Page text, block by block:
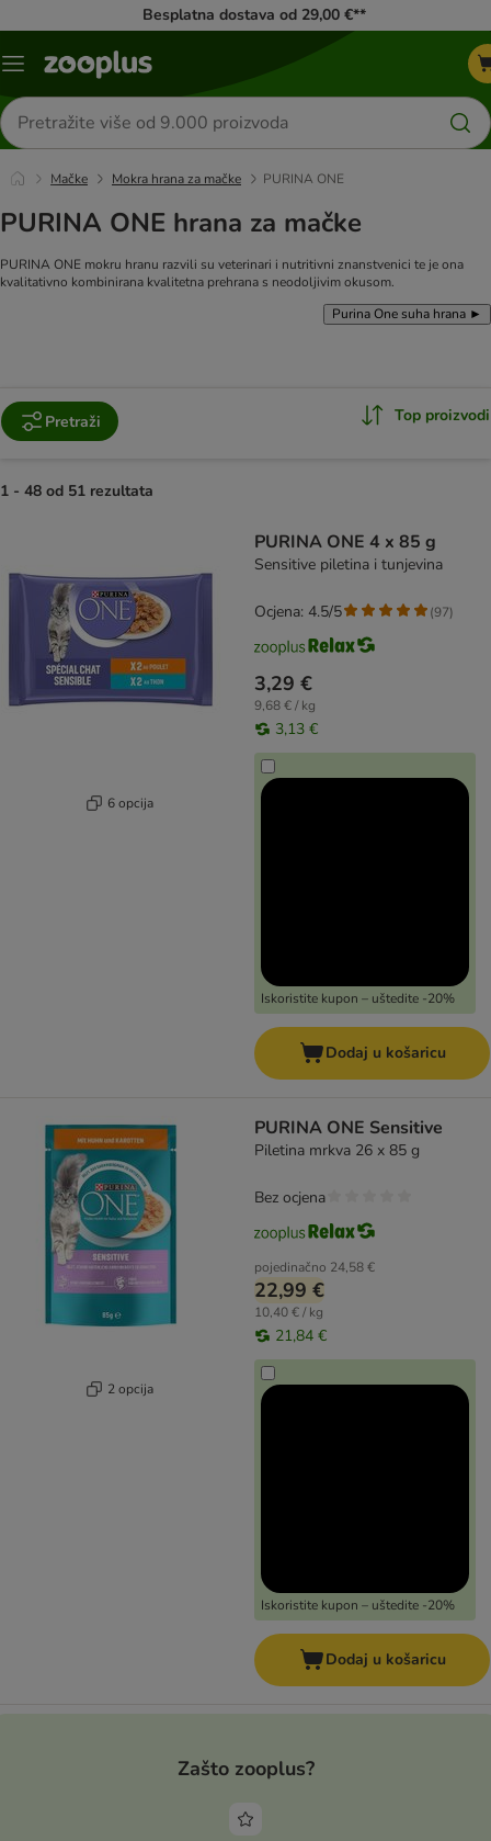
Besplatna dostava od 29,00 €**
Izbornik
Traži
proizvode
Mačke Mokra hrana za mačke PURINA ONE
PURINA ONE hrana za mačke
PURINA ONE mokru hranu razvili su veterinari i nutritivni znanstvenici te je ona
kvalitativno kombinirana kvalitetna prehrana s neodoljivim okusom.
Purina One suha hrana ►
Pretraži Top proizvodi
1 - 48 od 51 rezultata
6 opcija
PURINA ONE 4 x 85 g
Sensitive piletina i tunjevina
3,29 €
9,68 € / kg
3,13 €
Iskoristite kupon – uštedite -20%
Ocjena: 4.5/5 (97)
Dodaj u košaricu
2 opcija
PURINA ONE Sensitive
Piletina mrkva 26 x 85 g
pojedinačno 24,58 €
22,99 €
10,40 € / kg
21,84 €
Iskoristite kupon – uštedite -20%
Bez ocjena
Dodaj u košaricu
Zašto zooplus?